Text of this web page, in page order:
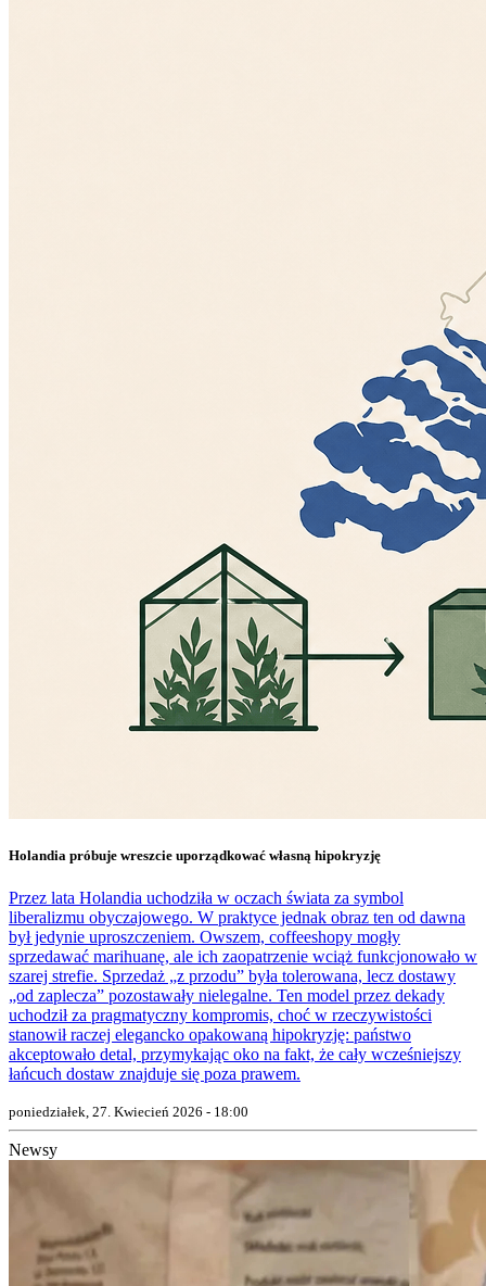
Holandia próbuje wreszcie uporządkować własną hipokryzję
Przez lata Holandia uchodziła w oczach świata za symbol
liberalizmu obyczajowego. W praktyce jednak obraz ten od dawna
był jedynie uproszczeniem. Owszem, coffeeshopy mogły
sprzedawać marihuanę, ale ich zaopatrzenie wciąż funkcjonowało w
szarej strefie. Sprzedaż „z przodu” była tolerowana, lecz dostawy
„od zaplecza” pozostawały nielegalne. Ten model przez dekady
uchodził za pragmatyczny kompromis, choć w rzeczywistości
stanowił raczej elegancko opakowaną hipokryzję: państwo
akceptowało detal, przymykając oko na fakt, że cały wcześniejszy
łańcuch dostaw znajduje się poza prawem.
poniedziałek, 27. Kwiecień 2026 - 18:00
Newsy